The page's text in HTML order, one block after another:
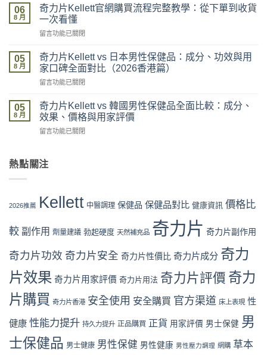
新
攻
官
網
惠、
盒
裝
折
最
抵
時
機〉
力
片
Kellett
評
係
咪
可
信？
假
評
拆
理
買
指
中
06
8 月
奇力片Kellett官網購買流程完整教學：從下單到收貨
一次看懂
在
力
片
Kellett
官
購
買
流
程
教
單
貨
次
懂〉
中
留言功能已關閉
05
8 月
奇力片Kellett vs 日本男性保健品：成分、功效與用
家口碑全面對比（2026香港篇）
在
力
片
Kellett
vs
男
品：
功
與
家
口
碑
全
對
比
（2026
留言功能已關閉
05
8 月
奇力片Kellett vs 韓國男性保健品全面比較：成分、
效果、價格與用家評價
在
片
Kellett
國
保
品
全
面
比
較：
成
效
價
留言功能已關閉
熱點關注
2026推薦 Kellett 中醫調理 保健品 保健品對比 健康資訊 價格比
較 副作用 劑量建議 勃起硬度 天然補充品 奇力片 奇力片副作用
奇力片功效 奇力片安全 奇力片性價比 奇力片成分 奇力
片效果 奇力片用家評價 奇力片用法 奇力片評價 奇力
片購買 奇力片香港 安全使用 安全購買 官方渠道 床上表現 性
健康 性能力提升 持久力提升 正品購買 正貨 用家評價 男士保健 男
士保健品 男士健康 男性保健 男性健康 男性壓力調理 網購 草本